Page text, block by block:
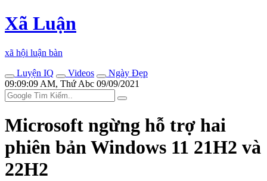
Xã Luận
xã hội luận bàn
Luyện IQ
Videos
Ngày Đẹp
09:09:09 AM, Thứ Abc 09/09/2021
Microsoft ngừng hỗ trợ hai
phiên bản Windows 11 21H2 và
22H2